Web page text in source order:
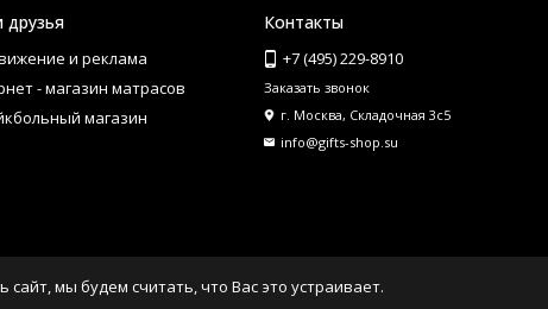
и реклама
- магазин матрасов
магазин
Контакты
+7 (495) 229-8910
Заказать звонок
г. Москва, Складочная 3с5
info@gifts-shop.su
мы будем считать, что Вас это устраивает.